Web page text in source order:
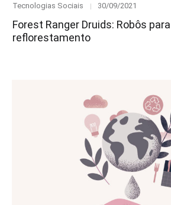
Category
Tecnologias Sociais
Posted
30/09/2021
Forest Ranger Druids: Robôs
reflorestamento